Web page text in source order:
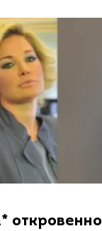
откровенно